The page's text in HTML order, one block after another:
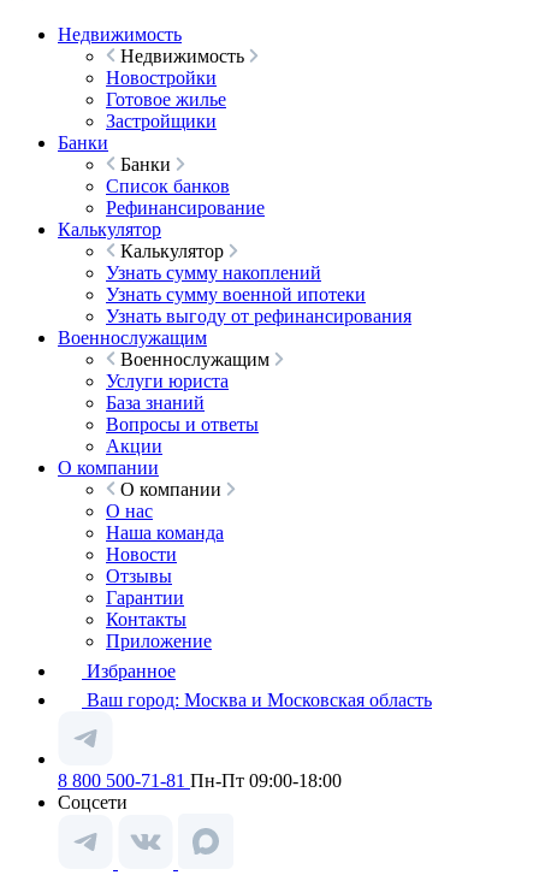
Недвижимость
Недвижимость
Новостройки
Готовое жилье
Застройщики
Банки
Банки
Список банков
Рефинансирование
Калькулятор
Калькулятор
Узнать сумму накоплений
Узнать сумму военной ипотеки
Узнать выгоду от рефинансирования
Военнослужащим
Военнослужащим
Услуги юриста
База знаний
Вопросы и ответы
Акции
О компании
О компании
О нас
Наша команда
Новости
Отзывы
Гарантии
Контакты
Приложение
Избранное
Ваш город: Москва и Московская область
8 800 500-71-81 Пн-Пт 09:00-18:00
Соцсети